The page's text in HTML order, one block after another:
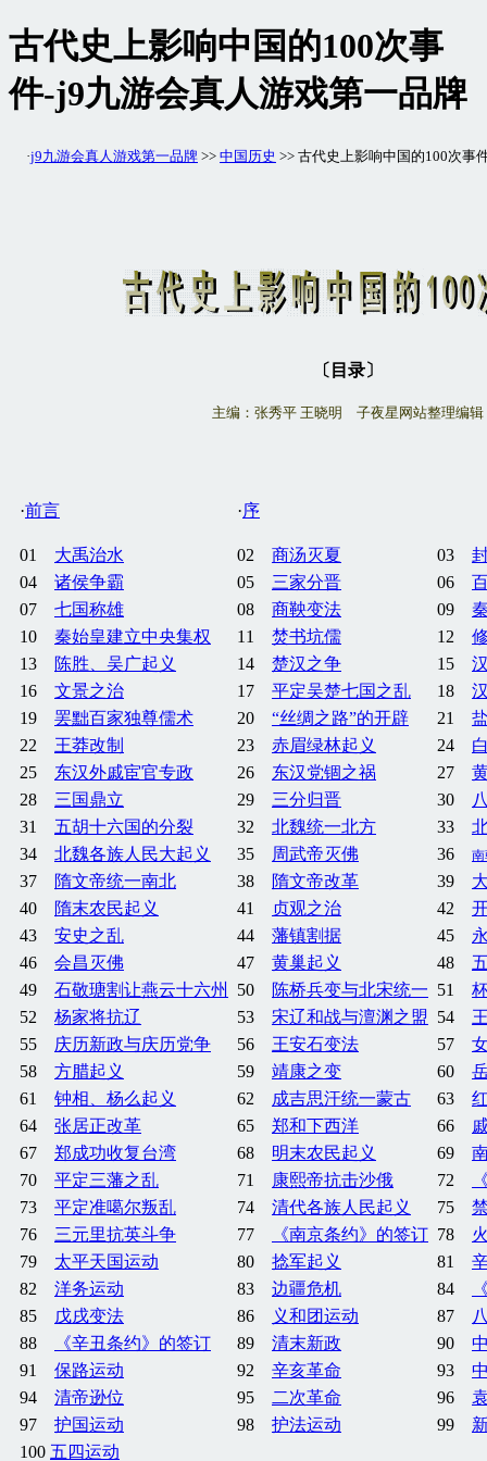
古代史上影响中国的100次事
件-j9九游会真人游戏第一品牌
·j9九游会真人游戏第一品牌 >> 中国历史 >> 古代史上影响中国的100次事
〔目录〕
主编：张秀平 王晓明 子夜星网站整理编辑
·前言 ·序
01 大禹治水 02 商汤灭夏 03
04 诸侯争霸 05 三家分晋 06
07 七国称雄 08 商鞅变法 09
10 秦始皇建立中央集权 11 焚书坑儒 12
13
陈胜、吴广起义 14 楚汉之争 15
16 文景之治 17 平定吴楚七国之乱 18
19 罢黜百家独尊儒术 20 “丝绸之路”的开辟 21
22 王莽改制 23 赤眉绿林起义 24
25 东汉外戚宦官专政 26 东汉党锢之祸 27
28 三国鼎立 29 三分归晋 30
31 五胡十六国的分裂 32 北魏统一北方 33
34 北魏各族人民大起义 35 周武帝灭佛 36 南
37 隋文帝统一南北 38 隋文帝改革 39
40
隋末农民起义 41 贞观之治 42
43 安史之乱 44 藩镇割据 45
46 会昌灭佛 47 黄巢起义 48
49 石敬瑭割让燕云十六州 50 陈桥兵变与北宋统一 51
52 杨家将抗辽 53 宋辽和战与澶渊之盟 54
55 庆历新政与庆历党争 56 王安石变法 57
58 方腊起义 59 靖康之变 60
61 钟相、杨么起义 62 成吉思汗统一蒙古 63
64 张居正改革 65 郑和下西洋 66
67 郑成功收复台湾 68 明末农民起义 69
70 平定三藩之乱 71 康熙帝抗击沙俄 72
73 平定准噶尔叛乱 74 清代各族人民起义 75
76 三元里抗英斗争 77 《南京条约》的签订 78
79 太平天国运动 80 捻军起义 81
82 洋务运动 83 边疆危机 84
85
戊戌变法 86 义和团运动 87
88
《辛丑条约》的签订 89 清末新政 90
91 保路运动 92 辛亥革命 93
94 清帝逊位 95 二次革命 96
97 护国运动 98 护法运动 99
100 五四运动